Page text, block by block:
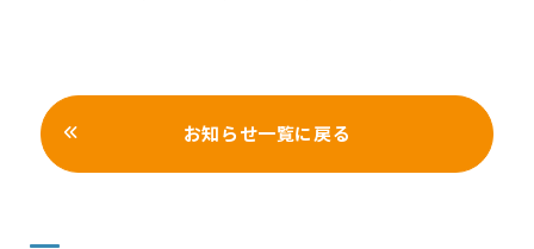
お知らせ一覧に戻る